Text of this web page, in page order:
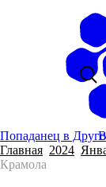
Попаданец в
Главная 2024
Крамола